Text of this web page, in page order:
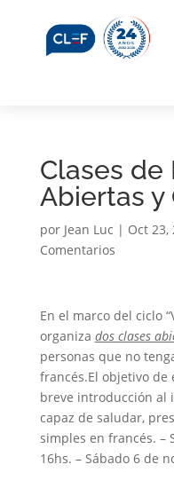
Clases de
Abiertas y
por Jean Luc | Oct 23,
Comentarios
En el marco del ciclo
organiza dos clases
personas que no
francés.El objetivo de
breve introducción al
capaz de saludar,
simples en francés. –
16hs. – Sábado 6 de